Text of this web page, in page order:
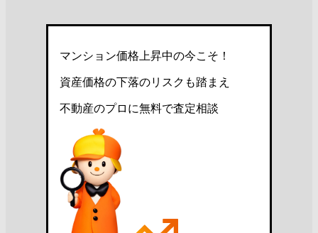
マンション価格上昇中の今こそ！
資産価格の下落のリスクも踏まえ
不動産のプロに無料で査定相談